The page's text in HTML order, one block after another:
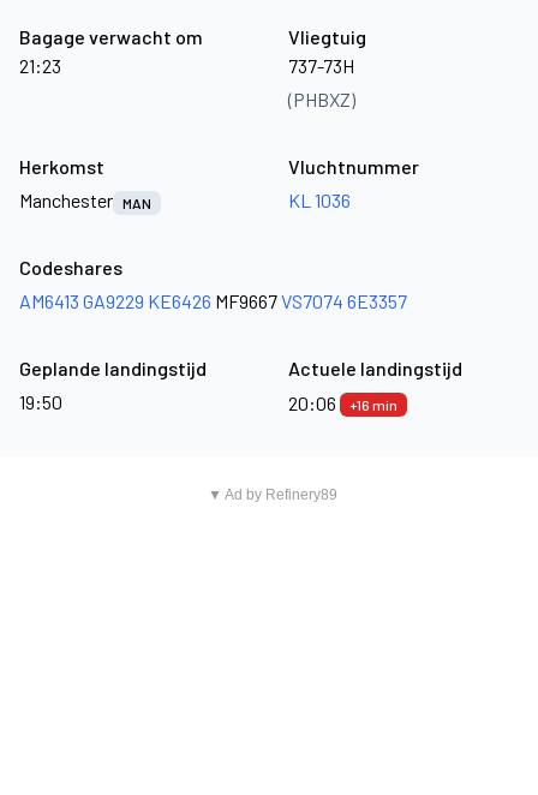
Bagage verwacht om
21:23
Vliegtuig
737-73H
(PHBXZ)
Herkomst
Manchester MAN
Vluchtnummer
KL 1036
Codeshares
AM6413 GA9229 KE6426 MF9667VS7074 6E3357
Geplande landingstijd
19:50
Actuele landingstijd
20:06
+16 min
▼ Ad by Refinery89